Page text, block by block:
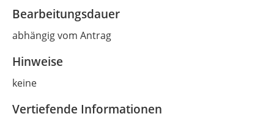
Bearbeitungsdauer
abhängig vom Antrag
Hinweise
keine
Vertiefende Informationen